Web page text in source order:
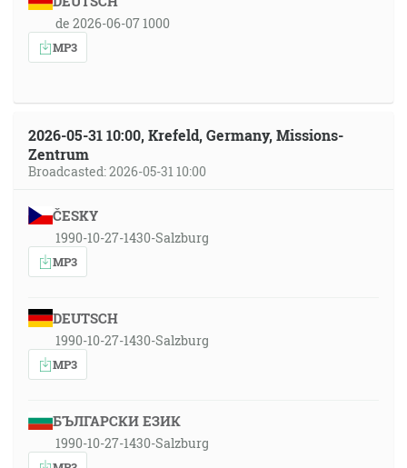
de 2026-06-07 1000
MP3
2026-05-31 10:00, Krefeld, Germany, Missions-
Zentrum
Broadcasted: 2026-05-31 10:00
ČESKY
1990-10-27-1430-Salzburg
MP3
DEUTSCH
1990-10-27-1430-Salzburg
MP3
БЪЛГАРСКИ ЕЗИК
1990-10-27-1430-Salzburg